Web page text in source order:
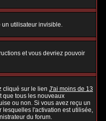
un utilisateur invisible.
et vous devriez pouvoir
cliqué sur le lienJ'ai moins de 13
que tous les nouveaux
ou non. Si vous avez reçu un
lesquelles l'activation est utilisée,
du forum.